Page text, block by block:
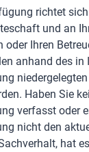
richtet
und an
oder Ihren
anhand des in
Haben Sie
verfasst oder
nicht den
hat